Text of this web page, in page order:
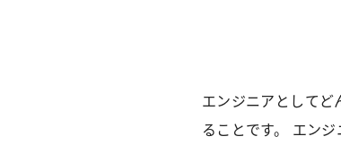
エンジニアとして
ることです。 エン